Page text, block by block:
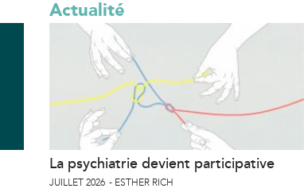
Actualité
La psychiatrie devient participative
JUILLET 2026 ESTHER RICH